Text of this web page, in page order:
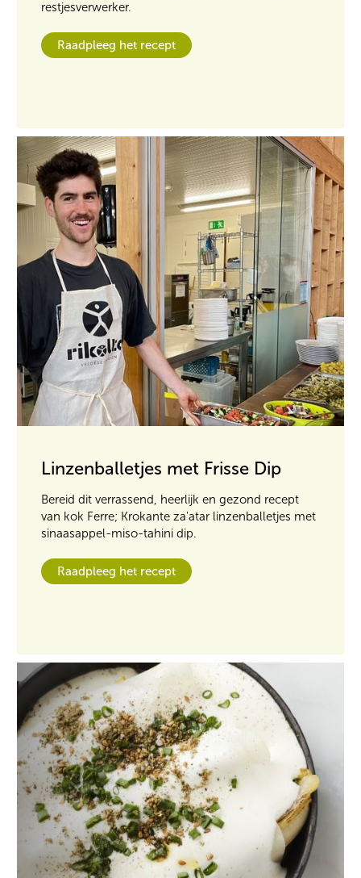
restjesverwerker.
Raadpleeg het recept
Linzenballetjes met Frisse Dip
Bereid dit verrassend, heerlijk en gezond recept
van kok Ferre; Krokante za'atar linzenballetjes met
sinaasappel-miso-tahini dip.
Raadpleeg het recept